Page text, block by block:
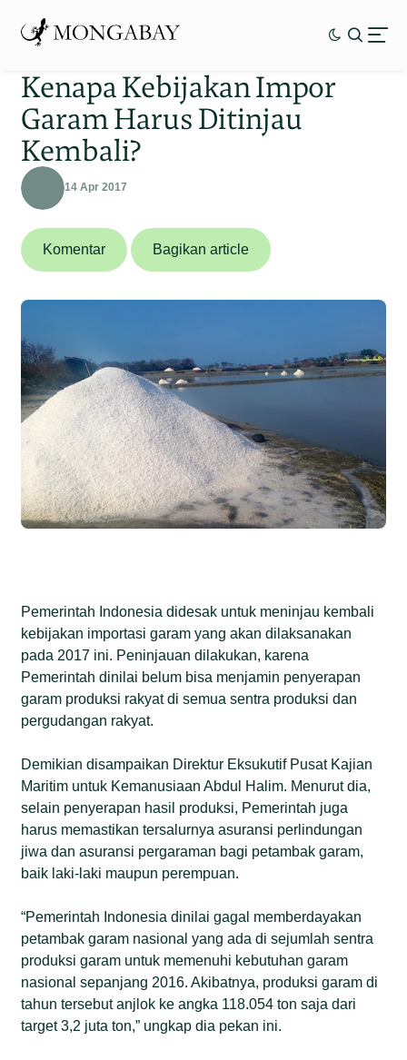
Kenapa Kebijakan Impor
Garam Harus Ditinjau
Kembali?
14 Apr 2017
Komentar Bagikan article
Pemerintah Indonesia didesak untuk meninjau kembali
kebijakan importasi garam yang akan dilaksanakan
pada 2017 ini. Peninjauan dilakukan, karena
Pemerintah dinilai belum bisa menjamin penyerapan
garam produksi rakyat di semua sentra produksi dan
pergudangan rakyat.
Demikian disampaikan Direktur Eksukutif Pusat Kajian
Maritim untuk Kemanusiaan Abdul Halim. Menurut dia,
selain penyerapan hasil produksi, Pemerintah juga
harus memastikan tersalurnya asuransi perlindungan
jiwa dan asuransi pergaraman bagi petambak garam,
baik laki-laki maupun perempuan.
“Pemerintah Indonesia dinilai gagal memberdayakan
petambak garam nasional yang ada di sejumlah sentra
produksi garam untuk memenuhi kebutuhan garam
nasional sepanjang 2016. Akibatnya, produksi garam di
tahun tersebut anjlok ke angka 118.054 ton saja dari
target 3,2 juta ton,” ungkap dia pekan ini.